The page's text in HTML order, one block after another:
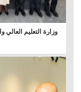
وزارة التعليم